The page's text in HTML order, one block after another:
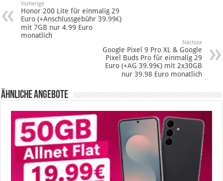
Vorherige
Honor 200 Lite für einmalig 29
Euro (+Anschlussgebühr 39.99€)
mit 7GB nur 4.99 Euro
monatlich
Nächste
Google Pixel 9 Pro XL & Google
Pixel Buds Pro für einmalig 29
Euro (+AG 39.99€) mit 2x30GB
nur 39.98 Euro monatlich
Ähnliche Angebote